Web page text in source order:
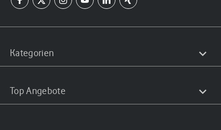
Kategorien
Top Angebote